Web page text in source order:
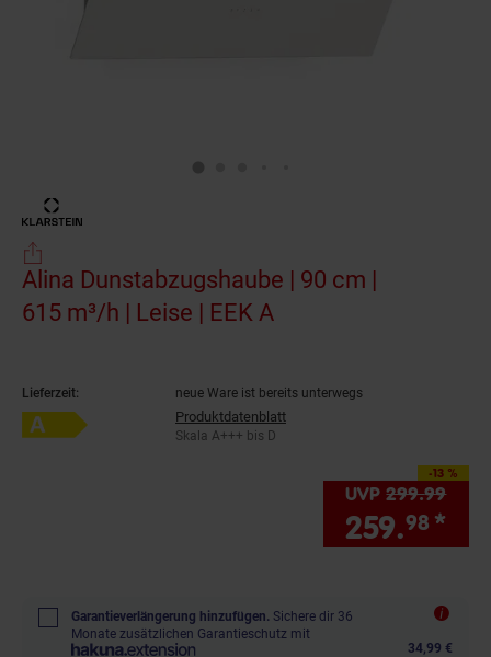
Alina Dunstabzugshaube | 90 cm |
615 m³/h | Leise | EEK A
Lieferzeit:
neue Ware ist bereits unterwegs
Energieeffizienzklasse A auf Skala A+++ bis D
Produktdatenblatt
Skala A+++ bis D
-13 %
Sie Sparen 13 Prozent,
UVP299.99
259.98 *
Garantieverlängerung hinzufügen. Sichere dir 36
Monate zusätzlichen Garantieschutz mit
34,99 €